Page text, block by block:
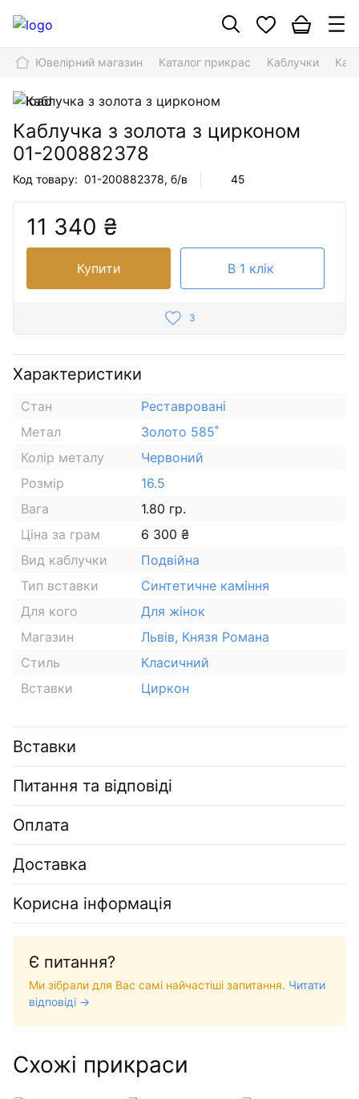
Ювелірний магазин Каталог прикрас Каблучки
Каблучка з золота з цирконом
01-200882378
Код товару: 01-200882378, б/в 45
11 340 ₴
Купити В 1 клік
3
Характеристики
Стан
Реставровані
Метал
Золото 585˚
Колір металу
Червоний
Розмір
16.5
Вага
1.80 гр.
Ціна за грам
6 300 ₴
Вид каблучки
Подвійна
Тип вставки
Синтетичне каміння
Для кого
Для жінок
Магазин
Львів, Князя Романа
Стиль
Класичний
Вставки
Циркон
Вставки
Питання та відповіді
Оплата
Доставка
Корисна інформація
Є питання?
Ми зібрали для Вас самі найчастіші запитання. Читати
відповіді →
Схожі прикраси